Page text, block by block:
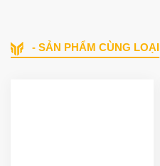
- SẢN PHẨM CÙNG LOẠI